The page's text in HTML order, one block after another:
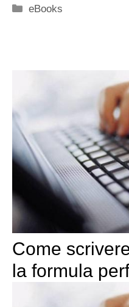
Categorie
eBooks
Come
la formula